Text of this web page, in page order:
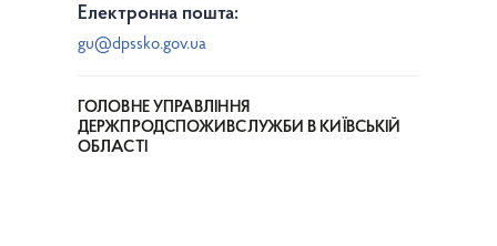
Електронна пошта:
gu@dpssko.gov.ua
ГОЛОВНЕ УПРАВЛІННЯ
ДЕРЖПРОДСПОЖИВСЛУЖБИ В КИЇВСЬКІЙ
ОБЛАСТІ